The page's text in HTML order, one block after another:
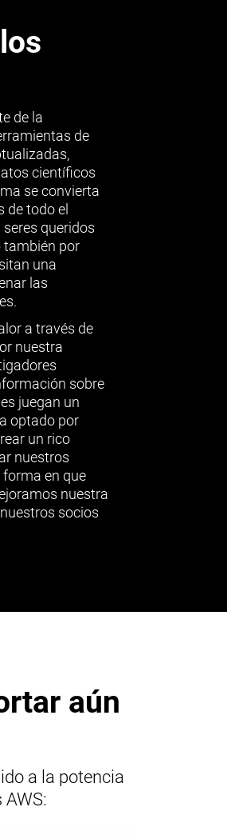
de la
de
científicos
se convierta
de todo el
queridos
también por
una
las
a través de
nuestra
sobre
juegan un
optado por
un rico
nuestros
en que
nuestra
socios
aún
a la potencia